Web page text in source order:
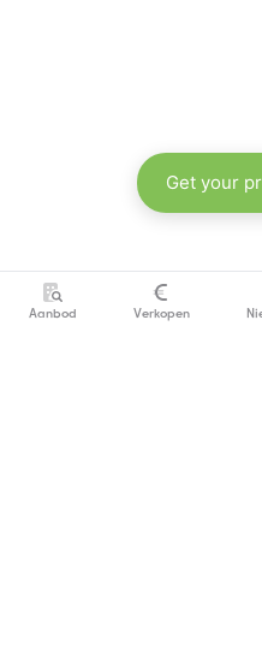
Aanbod Verkopen